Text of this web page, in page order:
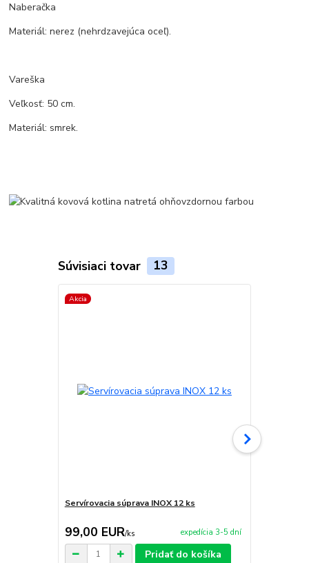
Naberačka
Materiál: nerez (nehrdzavejúca oceľ).
Vareška
Veľkosť: 50 cm.
Materiál: smrek.
Súvisiaci tovar 13
Akcia
Servírovacia súprava INOX 12 ks
99,00 EUR/ks expedícia 3-5 dní
Pridať do košíka